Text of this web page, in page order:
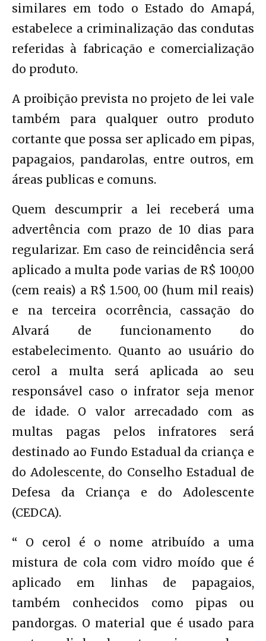
similares em todo o Estado do Amapá,
estabelece a criminalização das condutas
referidas à fabricação e comercialização
do produto.
A proibição prevista no projeto de lei vale
também para qualquer outro produto
cortante que possa ser aplicado em pipas,
papagaios, pandarolas, entre outros, em
áreas publicas e comuns.
Quem descumprir a lei receberá uma
advertência com prazo de 10 dias para
regularizar. Em caso de reincidência será
aplicado a multa pode varias de R$ 100,00
(cem reais) a R$ 1.500, 00 (hum mil reais)
e na terceira ocorrência, cassação do
Alvará de funcionamento do
estabelecimento. Quanto ao usuário do
cerol a multa será aplicada ao seu
responsável caso o infrator seja menor
de idade. O valor arrecadado com as
multas pagas pelos infratores será
destinado ao Fundo Estadual da criança e
do Adolescente, do Conselho Estadual de
Defesa da Criança e do Adolescente
(CEDCA).
“ O cerol é o nome atribuído a uma
mistura de cola com vidro moído que é
aplicado em linhas de papagaios,
também conhecidos como pipas ou
pandorgas. O material que é usado para